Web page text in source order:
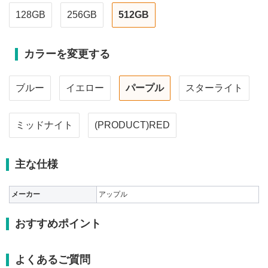
128GB 256GB 512GB
カラーを変更する
ブルー イエロー パープル スターライト
ミッドナイト (PRODUCT)RED
主な仕様
メーカー アップル
おすすめポイント
よくあるご質問